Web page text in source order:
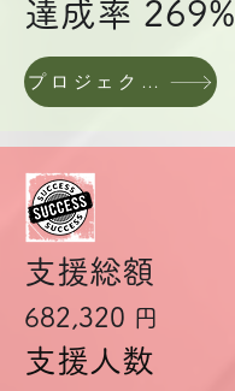
達成率 269%
プロジェクトページへ
支援総額
682,320 円
支援人数